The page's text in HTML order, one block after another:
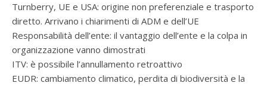
Turnberry, UE e USA: origine non preferenziale e trasporto
diretto. Arrivano i chiarimenti di ADM e dell’UE
Responsabilità dell’ente: il vantaggio dell’ente e la colpa in
organizzazione vanno dimostrati
ITV: è possibile l’annullamento retroattivo
EUDR: cambiamento climatico, perdita di biodiversità e la